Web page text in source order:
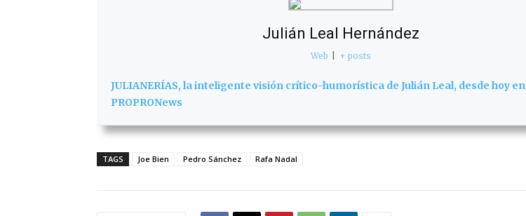
Julián Leal Hernández
Web + posts
JULIANERÍAS, la inteligente visión crítico-humorística de Julián Leal, desde hoy en
PROPRONews
TAGS Joe Bien Pedro Sánchez Rafa Nadal